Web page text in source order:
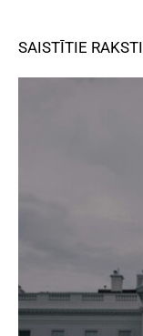
SAISTĪTIE RAKSTI